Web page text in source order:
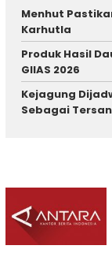
Menhut
Karhutla
Produk Hasil
GIIAS 2026
Kejagung
Sebagai